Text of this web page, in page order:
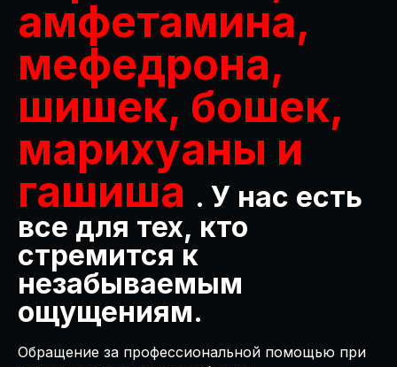
амфетамина,
мефедрона,
шишек, бошек,
марихуаны и
гашиша . У нас есть
все для тех, кто
стремится к
незабываемым
ощущениям.
Обращение за профессиональной помощью при